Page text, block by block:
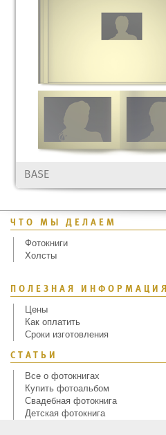
BASE
ЧТО МЫ ДЕЛАЕМ
Фотокниги
Холсты
ПОЛЕЗНАЯ ИНФОРМАЦИЯ
Цены
Как оплатить
Сроки изготовления
СТАТЬИ
Все о фотокнигах
Купить фотоальбом
Свадебная фотокнига
Детская фотокнига